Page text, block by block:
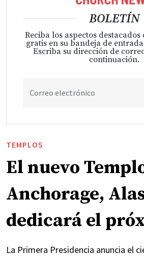
BOLETÍN
Reciba los aspectos
gratis en su bandeja de
Escriba su dirección de
continuación.
Correo electrónico
TEMPLOS
El nuevo
Anchorage,
dedicará el
La Primera Presidencia anuncia el